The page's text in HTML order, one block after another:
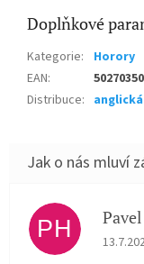
Doplňkové
Kategorie:
Horory
EAN:
Distribuce: anglická
PH